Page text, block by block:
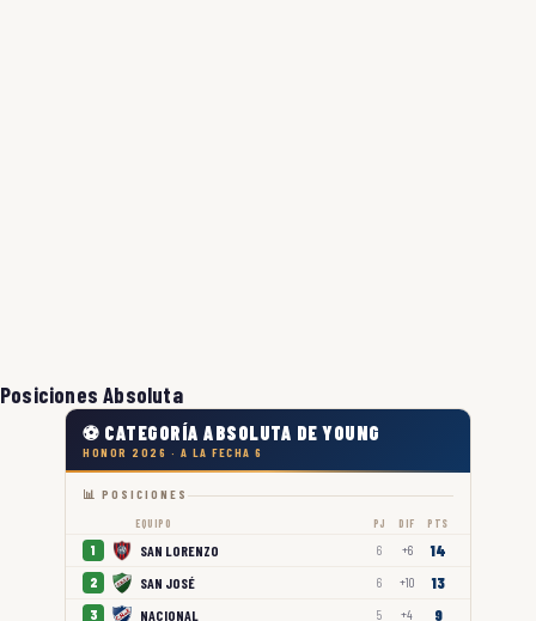
Posiciones Absoluta
⚽ CATEGORÍA ABSOLUTA DE YOUNG
HONOR 2026 · A LA FECHA 6
📊 POSICIONES
EQUIPO PJ DIF PTS
1 SAN LORENZO 6 +6 14
2 SAN JOSÉ 6 +10 13
3 NACIONAL 5 +4 9